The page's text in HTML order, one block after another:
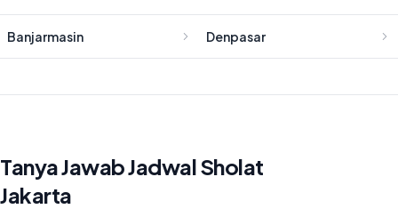
Banjarmasin Denpasar
Tanya Jawab Jadwal Sholat
Jakarta